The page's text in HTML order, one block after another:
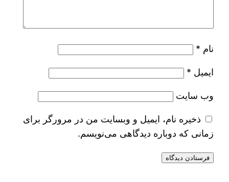
نام *
ایمیل *
وب‌ سایت
ذخیره نام، ایمیل و وبسایت من در مرورگر برای
زمانی که دوباره دیدگاهی می‌نویسم.